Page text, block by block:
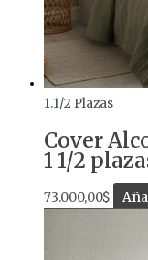
1.1/2 Plazas
Cover
1 1/2
73.000,00$